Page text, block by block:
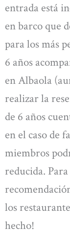
entrada está
en barco que
para los más
6 años
en Albaola
realizar la
de 6 años
en el caso de
miembros
reducida.
los
hecho!